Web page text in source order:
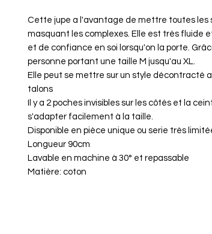
Cette jupe a l'avantage de mettre toutes les
masquant les complexes. Elle est très fluide
et de confiance en soi lorsqu'on la porte.
personne portant une taille M jusqu'au XL.
Elle peut se mettre sur un style décontracté
talons
Il y a 2 poches invisibles sur les côtés et la
s'adapter facilement à la taille.
Disponible en pièce unique ou serie très
Longueur 90cm
Lavable en machine à 30° et repassable
Matière: coton